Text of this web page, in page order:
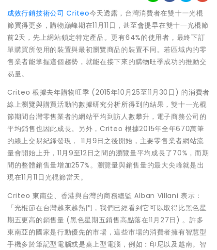
成效行銷技術公司 Criteo今天透露，台灣消費者在雙十一光棍
節買得更多，購物巔峰期在11月11日，甚至會提早在雙十一光棍節
前2天，先上網站鎖定特定產品。更有64%的使用者，最終下訂
單購買所使用的裝置與最初瀏覽商品的裝置不同。若區域內的零
售業者能掌握這個趨勢，就能在接下來的購物旺季成功的推動交
易量。
Criteo 根據去年購物旺季 (2015年10月25至11月30日) 的消費者
線上瀏覽與購買活動的數據研究分析所得到的結果，雙十一光棍
節期間台灣零售業者的網站平均到訪人數攀升，電子商務公司的
平均銷售也因此成長。另外，Criteo 根據2015年全年670萬筆
的線上交易紀錄發現， 11月9日之後開始，主要零售業者網站流
量會開始上升，11月9至12日之間的瀏覽量平均成長了70%，而期
間的整體銷售量增加257%。瀏覽量與銷售量的最大尖峰就是出
現在11月11日光棍節當天。
Criteo 東南亞、香港與台灣的商務總監 Alban Villani 表示：
「光棍節在台灣越來越熱門，我們已經看到它可以取得比黑色星
期五更高的銷售量 (黑色星期五銷售高點落在11月27日) 。許多
東南亞的國家是行動優先的市場，這些市場的消費者擁有智慧型
手機多於筆記型電腦或是桌上型電腦，例如：印尼以及越南。智